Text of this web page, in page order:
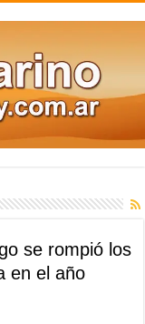
se rompió los
en el año